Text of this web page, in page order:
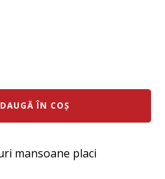
ÎN COȘ
mansoane placi